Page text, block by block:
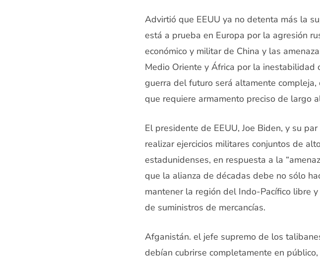
Advirtió que EEUU ya no detenta más la
está a prueba en Europa por la agresión
económico y militar de China y las
Medio Oriente y África por la
guerra del futuro será altamente
que requiere armamento preciso de largo
El presidente de EEUU, Joe Biden, y su
realizar ejercicios militares conjuntos de
estadunidenses, en respuesta a la
que la alianza de décadas debe no sólo
mantener la región del Indo-Pacífico libre
de suministros de mercancías.
Afganistán. el jefe supremo de los
debían cubrirse completamente en